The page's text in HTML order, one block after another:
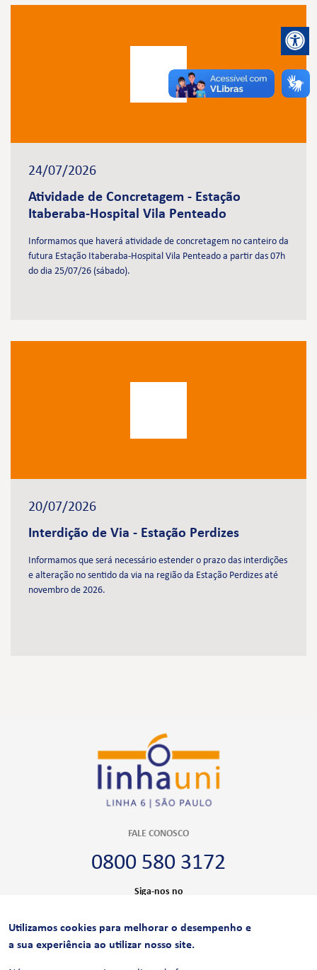
24/07/2026
Atividade de Concretagem - Estação
Itaberaba-Hospital Vila Penteado
Informamos que haverá atividade de concretagem no canteiro da
futura Estação Itaberaba-Hospital Vila Penteado a partir das 07h
do dia 25/07/26 (sábado).
20/07/2026
Interdição de Via - Estação Perdizes
Informamos que será necessário estender o prazo das interdições
e alteração no sentido da via na região da Estação Perdizes até
novembro de 2026.
FALE CONOSCO
0800 580 3172
Siga-nos no
CERTIFICAÇÕES
Utilizamos cookies para melhorar o desempenho e
a sua experiência ao utilizar nosso site.